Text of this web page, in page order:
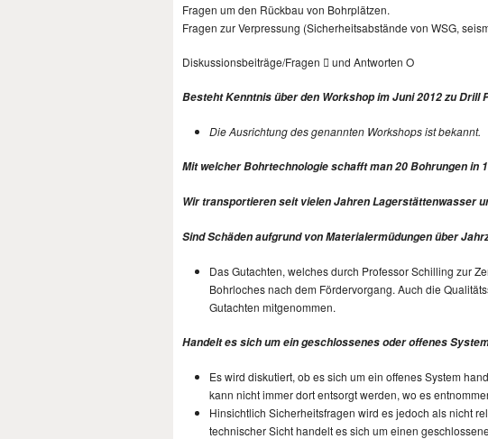
Fragen um den Rückbau von Bohrplätzen.
Fragen zur Verpressung (Sicherheitsabstände von WSG,
Diskussionsbeiträge/Fragen  und Antworten O
Besteht Kenntnis über den Workshop im Juni 2012 zu Drill
Die Ausrichtung des genannten Workshops ist bekannt.
Mit welcher Bohrtechnologie schafft man 20 Bohrungen in
Wir transportieren seit vielen Jahren Lagerstättenwasser
Sind Schäden aufgrund von Materialermüdungen über
Das Gutachten, welches durch Professor Schilling zur
Bohrloches nach dem Fördervorgang. Auch die
Gutachten mitgenommen.
Handelt es sich um ein geschlossenes oder offenes
Es wird diskutiert, ob es sich um ein offenes System
kann nicht immer dort entsorgt werden, wo es
Hinsichtlich Sicherheitsfragen wird es jedoch als nicht
technischer Sicht handelt es sich um einen